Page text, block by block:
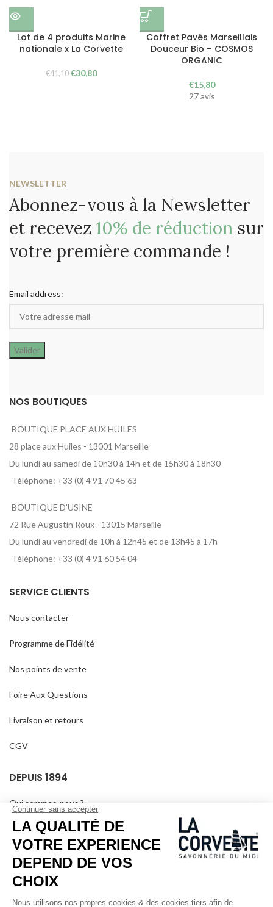
Lot de 4 produits Marine
nationale x La Corvette
€41,10 Le
€30,80Le
Coffret Pavés Marseillais
Douceur Bio – COSMOS
ORGANIC
€15,80
27 avis
NEWSLETTER
Abonnez-vous à la Newsletter
et recevez 10% de réduction sur
votre première commande !
Email address:
NOS BOUTIQUES
BOUTIQUE PLACE AUX HUILES
28 place aux Huiles - 13001 Marseille
Du lundi au samedi de 10h30 à 14h et de 15h30 à 18h30
Téléphone: +33 (0) 4 91 70 45 63
BOUTIQUE D’USINE
72 Rue Augustin Roux - 13015 Marseille
Du lundi au vendredi de 10h à 12h45 et de 13h45 à 17h
Téléphone: +33 (0) 4 91 60 54 04
SERVICE CLIENTS
Nous contacter
Programme de Fidélité
Nos points de vente
Foire Aux Questions
Livraison et retours
CGV
DEPUIS 1894
Qui sommes-nous ?
Savons personnalisés
Visiter le musée
Devenir revendeur
Dans les médias
Salle de séminaire